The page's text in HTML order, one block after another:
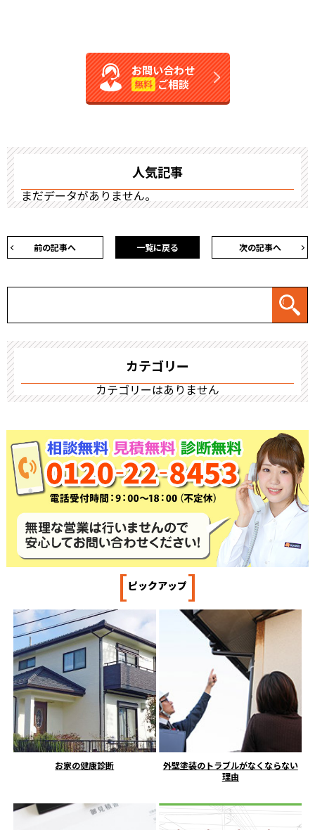
お問い合わせ
無料 ご相談
人気記事
まだデータがありません。
前の記事へ 次の記事へ
一覧に戻る
カテゴリー
カテゴリーはありません
[ピックアップ]
お家の健康診断
外壁塗装のトラブルがなくならない
理由